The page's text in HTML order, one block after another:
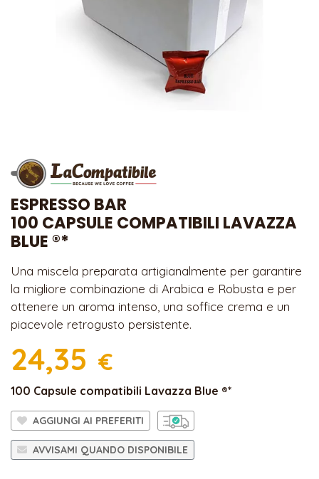
ESPRESSO BAR
100 CAPSULE COMPATIBILI LAVAZZA
BLUE ®*
Una miscela preparata artigianalmente per garantire
la migliore combinazione di Arabica e Robusta e per
ottenere un aroma intenso, una soffice crema e un
piacevole retrogusto persistente.
24,35 €
100 Capsule compatibili Lavazza Blue ®*
AGGIUNGI AI PREFERITI
AVVISAMI QUANDO DISPONIBILE